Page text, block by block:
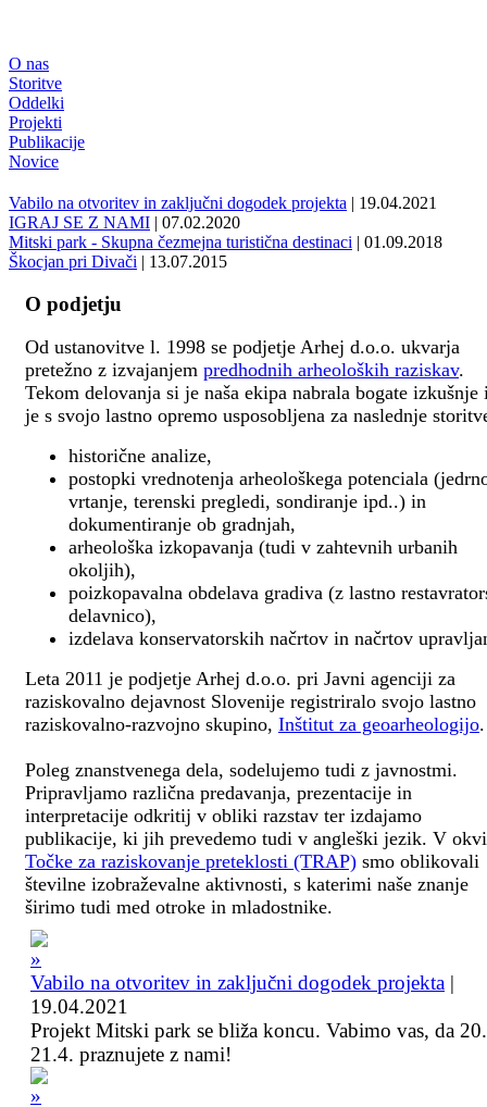
O nas
Storitve
Oddelki
Projekti
Publikacije
Novice
Vabilo na otvoritev in zaključni dogodek projekta | 19.04.2021
IGRAJ SE Z NAMI | 07.02.2020
Mitski park - Skupna čezmejna turistična destinaci | 01.09.2018
Škocjan pri Divači | 13.07.2015
O podjetju
Od ustanovitve l. 1998 se podjetje Arhej d.o.o. ukvarja
pretežno z izvajanjem predhodnih arheoloških raziskav.
Tekom delovanja si je naša ekipa nabrala bogate izkušnje
je s svojo lastno opremo usposobljena za naslednje
historične analize,
postopki vrednotenja arheološkega potenciala
vrtanje, terenski pregledi, sondiranje ipd..) in
dokumentiranje ob gradnjah,
arheološka izkopavanja (tudi v zahtevnih urbanih
okoljih),
poizkopavalna obdelava gradiva (z lastno
delavnico),
izdelava konservatorskih načrtov in načrtov
Leta 2011 je podjetje Arhej d.o.o. pri Javni agenciji za
raziskovalno dejavnost Slovenije registriralo svojo lastno
raziskovalno-razvojno skupino, Inštitut za geoarheologijo.
Poleg znanstvenega dela, sodelujemo tudi z javnostmi.
Pripravljamo različna predavanja, prezentacije in
interpretacije odkritij v obliki razstav ter izdajamo
publikacije, ki jih prevedemo tudi v angleški jezik. V
Točke za raziskovanje preteklosti (TRAP) smo oblikovali
številne izobraževalne aktivnosti, s katerimi naše znanje
širimo tudi med otroke in mladostnike.
Vabilo na otvoritev in zaključni dogodek projekta |
19.04.2021
Projekt Mitski park se bliža koncu. Vabimo vas, da
21.4. praznujete z nami!